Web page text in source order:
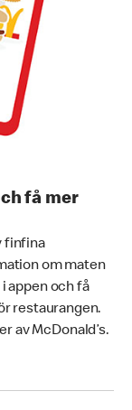
få mer
finfina
om maten
appen och få
restaurangen.
av McDonald’s.